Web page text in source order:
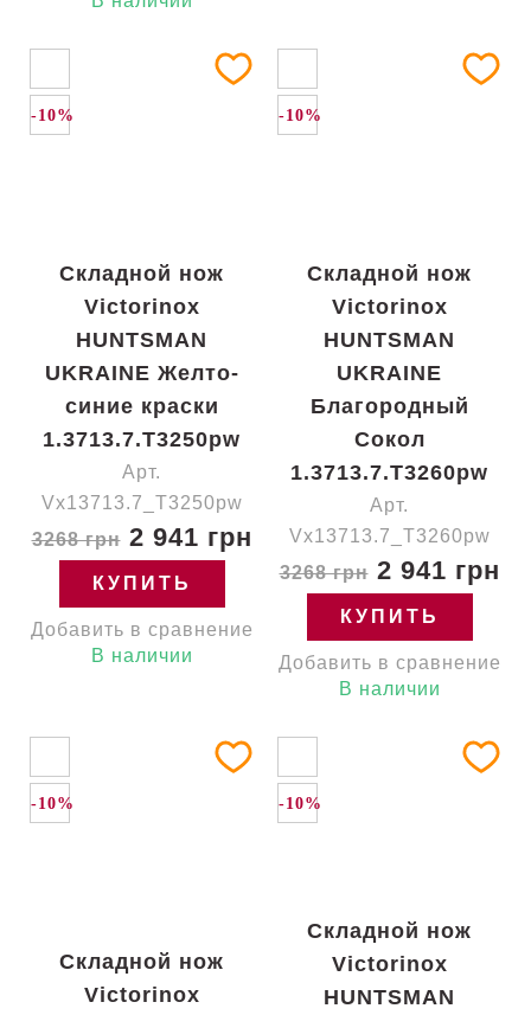
-10%
Складной нож
Victorinox
HUNTSMAN
UKRAINE Желто-
синие краски
1.3713.7.T3250pw
Арт.
Vx13713.7_T3250pw
3268 грн2 941 грн
КУПИТЬ
Добавить в сравнение
В наличии
-10%
Складной нож
Victorinox
HUNTSMAN
UKRAINE
Благородный
Сокол
1.3713.7.T3260pw
Арт.
Vx13713.7_T3260pw
3268 грн2 941 грн
КУПИТЬ
Добавить в сравнение
В наличии
-10%
Складной нож
Victorinox
-10%
Складной нож
Victorinox
HUNTSMAN